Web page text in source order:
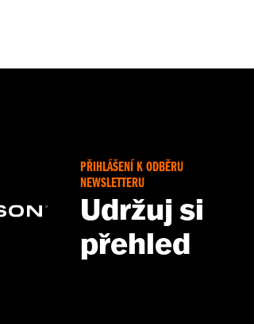
PŘIHLÁŠENÍ K ODBĚRU
NEWSLETTERU
Udržuj si
přehled